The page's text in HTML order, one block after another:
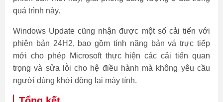
quá trình này.
Windows Update cũng nhận được một số cải tiến với
phiên bản 24H2, bao gồm tính năng bản vá trực tiếp
mới cho phép Microsoft thực hiện các cải tiến quan
trọng và sửa lỗi cho hệ điều hành mà không yêu cầu
người dùng khởi động lại máy tính.